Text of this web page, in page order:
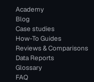
Academy
Blog
Case studies
How-To Guides
Reviews & Comparisons
Data Reports
Glossary
FAQ